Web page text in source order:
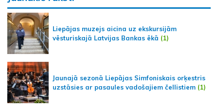
Liepājas muzejs aicina uz ekskursijām
vēsturiskajā Latvijas Bankas ēkā (1)
Jaunajā sezonā Liepājas Simfoniskais orķestris
uzstāsies ar pasaules vadošajiem čellistiem (1)